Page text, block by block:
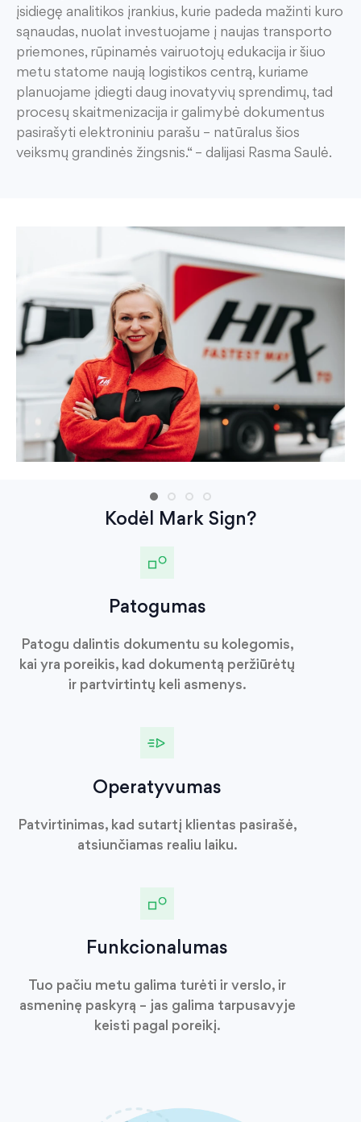
įsidiegę analitikos įrankius, kurie padeda mažinti kuro
sąnaudas, nuolat investuojame į naujas transporto
priemones, rūpinamės vairuotojų edukacija ir šiuo
metu statome naują logistikos centrą, kuriame
planuojame įdiegti daug inovatyvių sprendimų, tad
procesų skaitmenizacija ir galimybė dokumentus
pasirašyti elektroniniu parašu – natūralus šios
veiksmų grandinės žingsnis.“ – dalijasi Rasma Saulė.
Kodėl Mark Sign?
Patogumas
Patogu dalintis dokumentu su kolegomis,
kai yra poreikis, kad dokumentą peržiūrėtų
ir partvirtintų keli asmenys.
Operatyvumas
Patvirtinimas, kad sutartį klientas pasirašė,
atsiunčiamas realiu laiku.
Funkcionalumas
Tuo pačiu metu galima turėti ir verslo, ir
asmeninę paskyrą – jas galima tarpusavyje
keisti pagal poreikį.